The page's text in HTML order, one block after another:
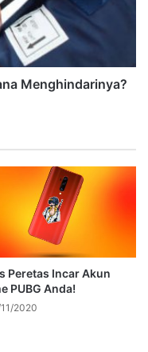
Menghindarinya?
Peretas Incar Akun
PUBG Anda!
2020